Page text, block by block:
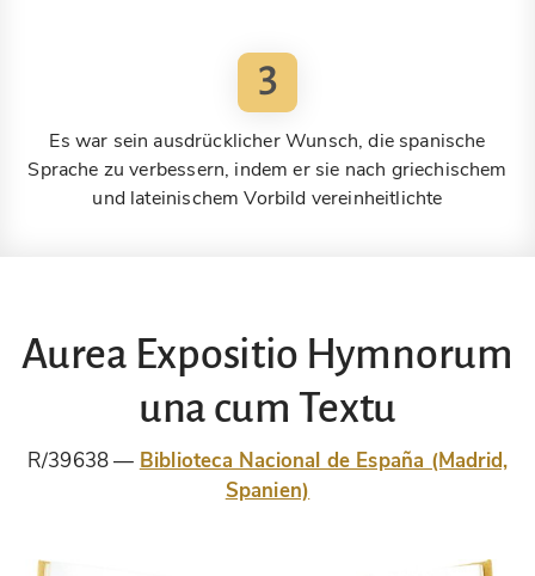
3
Es war sein ausdrücklicher Wunsch, die spanische
Sprache zu verbessern, indem er sie nach griechischem
und lateinischem Vorbild vereinheitlichte
Aurea Expositio Hymnorum
una cum Textu
R/39638
Biblioteca Nacional de España (Madrid,
Spanien)